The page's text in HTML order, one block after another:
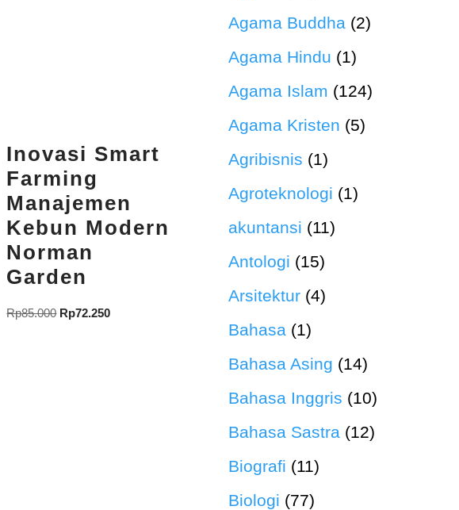
Inovasi Smart
Farming
Manajemen
Kebun Modern
Norman
Garden
Rp85.000 Rp72.250
Agama Buddha (2)
Agama Hindu (1)
Agama Islam (124)
Agama Kristen (5)
Agribisnis (1)
Agroteknologi (1)
akuntansi (11)
Antologi (15)
Arsitektur (4)
Bahasa (1)
Bahasa Asing (14)
Bahasa Inggris (10)
Bahasa Sastra (12)
Biografi (11)
Biologi (77)